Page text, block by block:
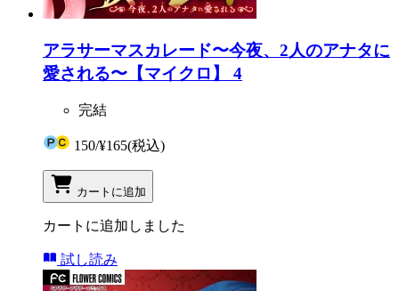
アラサーマスカレード〜今夜、2人のアナタに
愛される〜【マイクロ】 4
完結
150/¥165(税込)
カートに追加
カートに追加しました
試し読み